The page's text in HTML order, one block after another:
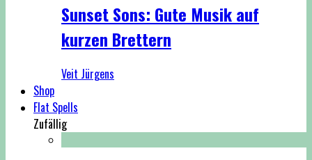
Sunset Sons: Gute Musik auf
kurzen Brettern
Veit Jürgens
Shop
Flat Spells
Zufällig